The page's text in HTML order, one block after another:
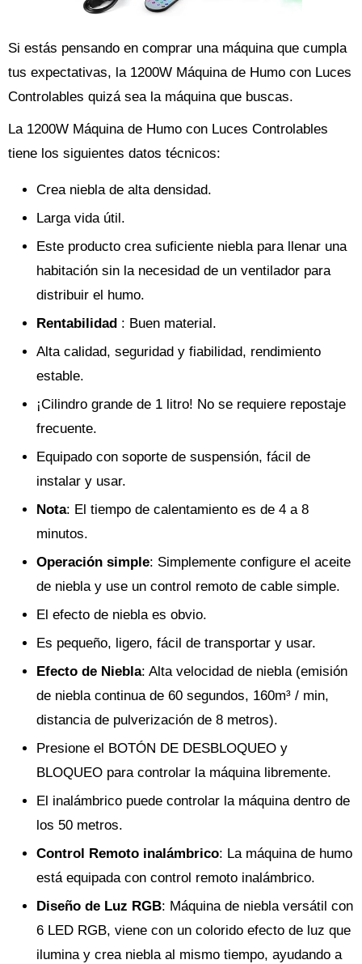
Si estás pensando en comprar una máquina que cumpla
tus expectativas, la 1200W Máquina de Humo con Luces
Controlables quizá sea la máquina que buscas.
La 1200W Máquina de Humo con Luces Controlables
tiene los siguientes datos técnicos:
Crea niebla de alta densidad.
Larga vida útil.
Este producto crea suficiente niebla para llenar una
habitación sin la necesidad de un ventilador para
distribuir el humo.
Rentabilidad : Buen material.
Alta calidad, seguridad y fiabilidad, rendimiento
estable.
¡Cilindro grande de 1 litro! No se requiere repostaje
frecuente.
Equipado con soporte de suspensión, fácil de
instalar y usar.
Nota: El tiempo de calentamiento es de 4 a 8
minutos.
Operación simple: Simplemente configure el aceite
de niebla y use un control remoto de cable simple.
El efecto de niebla es obvio.
Es pequeño, ligero, fácil de transportar y usar.
Efecto de Niebla: Alta velocidad de niebla (emisión
de niebla continua de 60 segundos, 160m³ / min,
distancia de pulverización de 8 metros).
Presione el BOTÓN DE DESBLOQUEO y
BLOQUEO para controlar la máquina libremente.
El inalámbrico puede controlar la máquina dentro de
los 50 metros.
Control Remoto inalámbrico: La máquina de humo
está equipada con control remoto inalámbrico.
Diseño de Luz RGB: Máquina de niebla versátil con
6 LED RGB, viene con un colorido efecto de luz que
ilumina y crea niebla al mismo tiempo, ayudando a